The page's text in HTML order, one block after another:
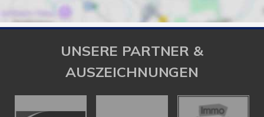
UNSERE PARTNER &
AUSZEICHNUNGEN